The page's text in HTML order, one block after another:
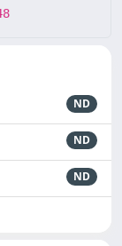
ND
ND
ND